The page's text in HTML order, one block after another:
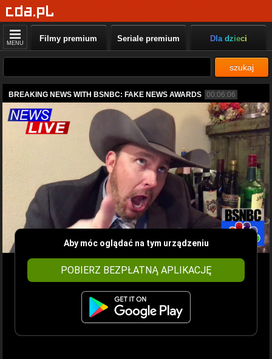
MENU Filmy premium Seriale premium Dla dzieci
szukaj
BREAKING NEWS WITH BSNBC: FAKE NEWS AWARDS 00:06:06
Aby móc oglądać na tym urządzeniu
POBIERZ BEZPŁATNĄ APLIKACJĘ